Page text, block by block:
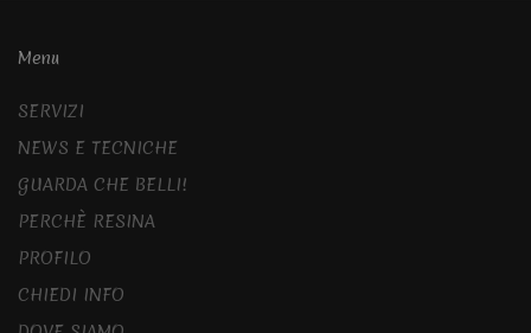
Menu
SERVIZI
NEWS E TECNICHE
GUARDA CHE BELLI!
PERCHÈ RESINA
PROFILO
CHIEDI INFO